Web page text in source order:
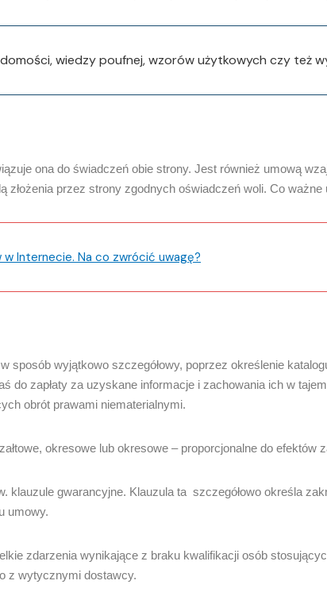
wiedzy poufnej, wzorów użytkowych czy też
ona do świadczeń obie strony. Jest również umową
przez strony zgodnych oświadczeń woli. Co ważne
Internecie. Na co zwrócić uwagę?
sposób wyjątkowo szczegółowy, poprzez określenie
do zapłaty za uzyskane informacje i zachowania ich w
obrót prawami niematerialnymi.
okresowe lub okresowe – proporcjonalne do
gwarancyjne. Klauzula ta szczegółowo określa
umowy.
zdarzenia wynikające z braku kwalifikacji osób
z wytycznymi dostawcy.